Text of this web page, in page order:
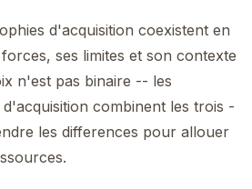
d'acquisition coexistent en
ses limites et son contexte
n'est pas binaire -- les
combinent les trois -
les differences pour allouer